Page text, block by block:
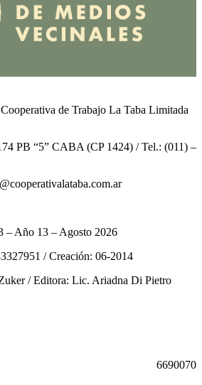
de Trabajo La Taba Limitada
PB “5” CABA (CP 1424) / Tel.: (011) –
– Año 13 – Agosto 2026
/ Creación: 06-2014
/ Editora: Lic. Ariadna Di Pietro
6690070